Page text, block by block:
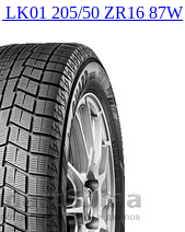
LK01 205/50 ZR16 87W